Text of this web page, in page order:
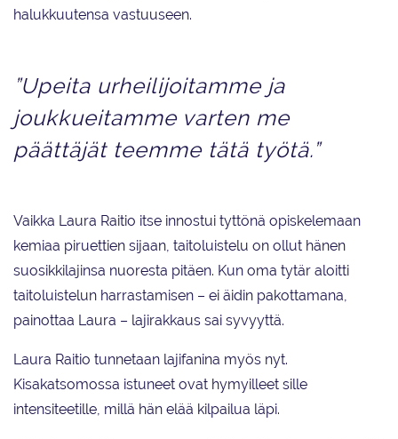
halukkuutensa vastuuseen.
”Upeita urheilijoitamme ja
joukkueitamme varten me
päättäjät teemme tätä työtä.”
Vaikka Laura Raitio itse innostui tyttönä opiskelemaan
kemiaa piruettien sijaan, taitoluistelu on ollut hänen
suosikkilajinsa nuoresta pitäen. Kun oma tytär aloitti
taitoluistelun harrastamisen – ei äidin pakottamana,
painottaa Laura – lajirakkaus sai syvyyttä.
Laura Raitio tunnetaan lajifanina myös nyt.
Kisakatsomossa istuneet ovat hymyilleet sille
intensiteetille, millä hän elää kilpailua läpi.